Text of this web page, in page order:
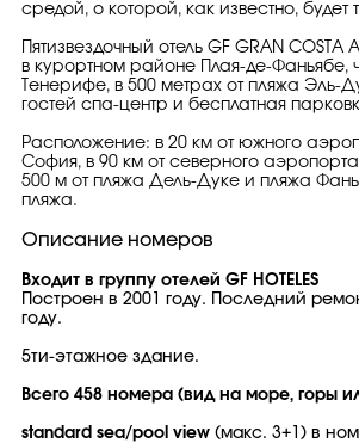
средой, о которой, как известно, будет
Пятизвездочный отель GF GRAN
в курортном районе Плая-де-Фаньябе,
Тенерифе, в 500 метрах от пляжа Эль-
гостей спа-центр и бесплатная
Расположение: в 20 км от южного
София, в 90 км от северного
500 м от пляжа Дель-Дуке и пляжа
пляжа.
Описание номеров
Входит в группу отелей GF HOTELES
Построен в 2001 году. Последний
году.
5ти-этажное здание.
Всего 458 номера (вид на море, горы
standard sea/pool view (макс. 3+1) в